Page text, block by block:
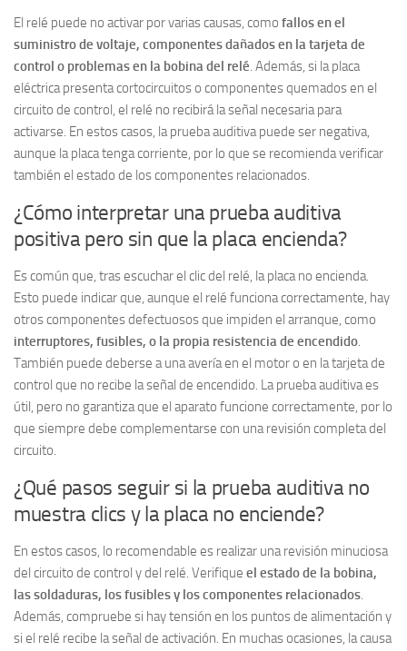
El relé puede no activar por varias causas, como fallos en el
suministro de voltaje, componentes dañados en la tarjeta de
control o problemas en la bobina del relé. Además, si la placa
eléctrica presenta cortocircuitos o componentes quemados en el
circuito de control, el relé no recibirá la señal necesaria para
activarse. En estos casos, la prueba auditiva puede ser negativa,
aunque la placa tenga corriente, por lo que se recomienda verificar
también el estado de los componentes relacionados.
¿Cómo interpretar una prueba auditiva
positiva pero sin que la placa encienda?
Es común que, tras escuchar el clic del relé, la placa no encienda.
Esto puede indicar que, aunque el relé funciona correctamente, hay
otros componentes defectuosos que impiden el arranque, como
interruptores, fusibles, o la propia resistencia de encendido.
También puede deberse a una avería en el motor o en la tarjeta de
control que no recibe la señal de encendido. La prueba auditiva es
útil, pero no garantiza que el aparato funcione correctamente, por lo
que siempre debe complementarse con una revisión completa del
circuito.
¿Qué pasos seguir si la prueba auditiva no
muestra clics y la placa no enciende?
En estos casos, lo recomendable es realizar una revisión minuciosa
del circuito de control y del relé. Verifique el estado de la bobina,
las soldaduras, los fusibles y los componentes relacionados.
Además, compruebe si hay tensión en los puntos de alimentación y
si el relé recibe la señal de activación. En muchas ocasiones, la causa